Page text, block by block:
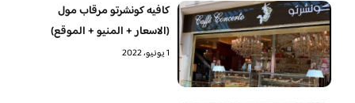
كافيه كونشرتو مرقاب مول
(الاسعار + المنيو + الموقع)
1 يونيو، 2022